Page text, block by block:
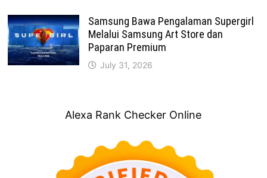
Samsung Bawa Pengalaman Supergirl
Melalui Samsung Art Store dan
Paparan Premium
July 31, 2026
Alexa Rank Checker Online